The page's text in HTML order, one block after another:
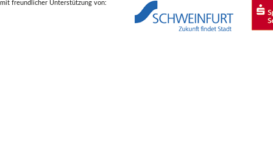
mit freundlicher Unterstützung von: